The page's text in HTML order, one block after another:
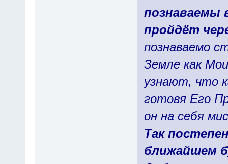
познаваемы
пройдёт
познаваемо
Земле как
узнают, что
готовя Его
он на себя
Так
ближайшем